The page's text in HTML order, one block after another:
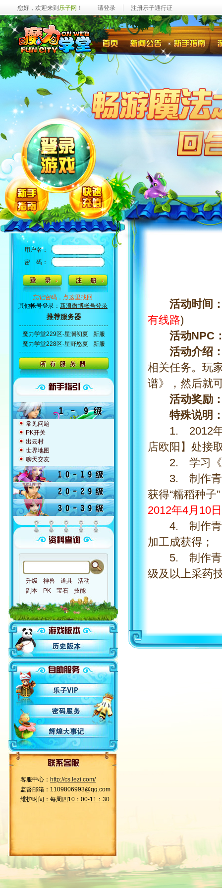
您好，欢迎来到 乐子网 ！ 请登录 注册乐子通行证
活动时间
有线路)
活动NPC
活动介绍
相关任务。玩
谱》，然后就
活动奖励
特殊说明
1. 2012年4
店欧阳】处接
2. 学习《青
3. 制作青团
获得“糯稻种子
2012年4月10
4. 制作青团
加工成获得；
5. 制作青团
级及以上采药
用户名：
密 码：
忘记密码，点这里找回
其他帐号登录： 新浪微博帐号登录
推荐服务器
魔力学堂229区-星澜初夏
新服
魔力学堂228区-星野悠夏
新服
常见问题
PK开关
出云村
世界地图
聊天交友
升级 神兽 道具
活动
副本
PK 宝石 技能
客服中心： http://cs.lezi.com/
监督邮箱：1109806993@qq.com
维护时间：每周四10：00-11：30